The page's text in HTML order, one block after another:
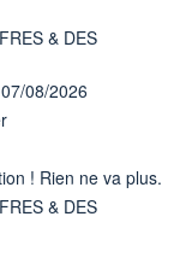
& DES
08/2026
! Rien ne va plus.
& DES